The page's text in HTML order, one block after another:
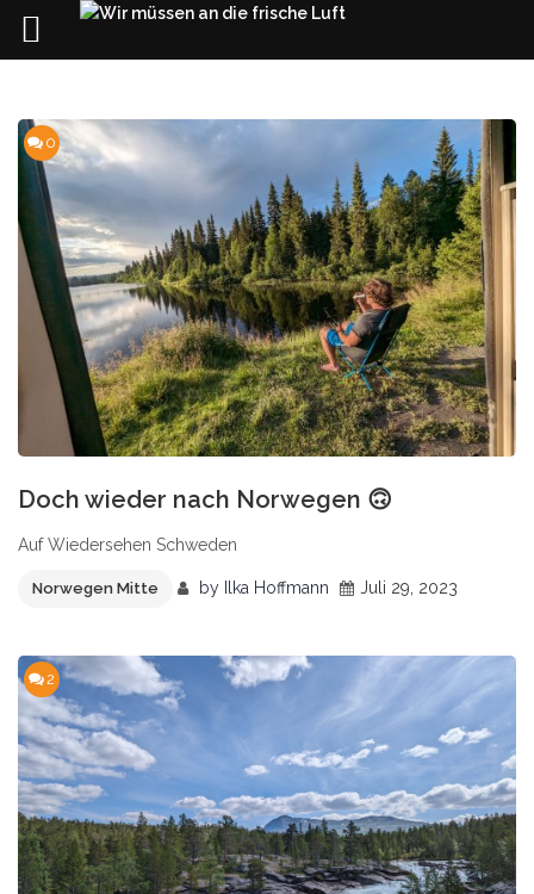
content
0
Doch wieder nach Norwegen 🙃
Auf Wiedersehen Schweden
Norwegen Mitte by Ilka Hoffmann Juli 29, 2023
2